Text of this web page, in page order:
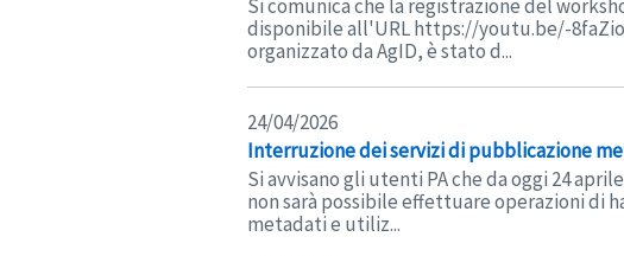
Si comunica che la registrazione del
disponibile all'URL https://youtu.be/-
organizzato da AgID, è stato d...
24/04/2026
Interruzione dei servizi di pubblicazione
Si avvisano gli utenti PA che da oggi 24
non sarà possibile effettuare operazioni di
metadati e utiliz...